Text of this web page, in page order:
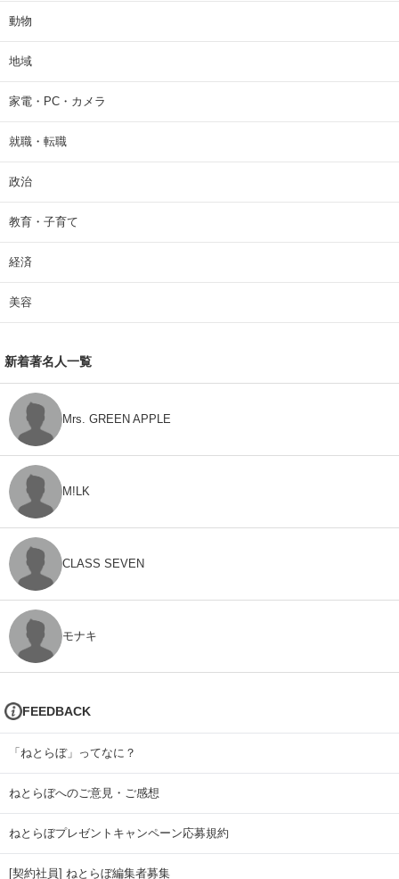
動物
地域
家電・PC・カメラ
就職・転職
政治
教育・子育て
経済
美容
新着著名人一覧
Mrs. GREEN APPLE
M!LK
CLASS SEVEN
モナキ
FEEDBACK
「ねとらぼ」ってなに？
ねとらぼへのご意見・ご感想
ねとらぼプレゼントキャンペーン応募規約
[契約社員] ねとらぼ編集者募集